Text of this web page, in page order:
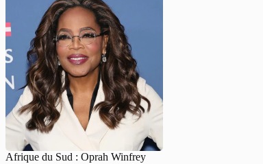
Afrique du Sud : Oprah Winfrey